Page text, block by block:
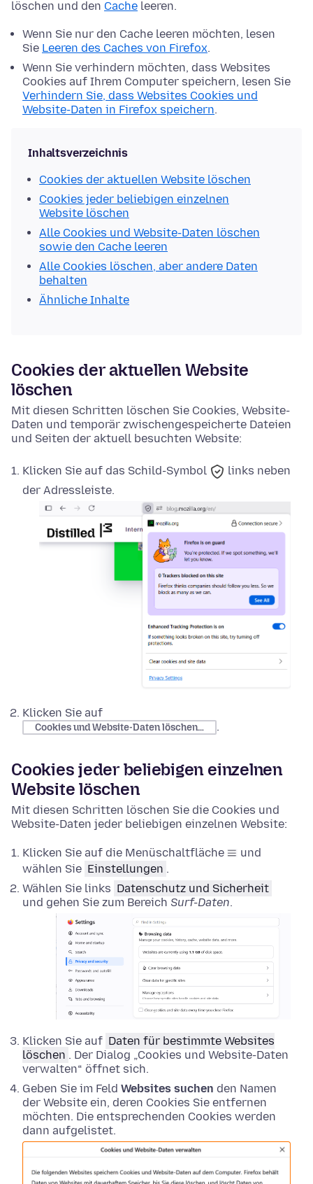
löschen und den Cache leeren.
Wenn Sie nur den Cache leeren möchten, lesen
Sie Leeren des Caches von Firefox.
Wenn Sie verhindern möchten, dass Websites
Cookies auf Ihrem Computer speichern, lesen Sie
Verhindern Sie, dass Websites Cookies und
Website-Daten in Firefox speichern.
Inhaltsverzeichnis
Cookies der aktuellen Website löschen
Cookies jeder beliebigen einzelnen
Website löschen
Alle Cookies und Website-Daten löschen
sowie den Cache leeren
Alle Cookies löschen, aber andere Daten
behalten
Ähnliche Inhalte
Cookies der aktuellen Website
löschen
Mit diesen Schritten löschen Sie Cookies, Website-
Daten und temporär zwischengespeicherte Dateien
und Seiten der aktuell besuchten Website:
Klicken Sie auf das Schild-Symbol
links neben
der Adressleiste.
Klicken Sie auf
Cookies und Website-Daten löschen… .
Cookies jeder beliebigen einzelnen
Website löschen
Mit diesen Schritten löschen Sie die Cookies und
Website-Daten jeder beliebigen einzelnen Website:
Klicken Sie auf die Menüschaltfläche
und
wählen Sie Einstellungen .
Wählen Sie links Datenschutz und Sicherheit
und gehen Sie zum Bereich Surf-Daten.
Klicken Sie auf Daten für bestimmte Websites
löschen . Der Dialog „Cookies und Website-Daten
verwalten“ öffnet sich.
Geben Sie im Feld Websites suchen den Namen
der Website ein, deren Cookies Sie entfernen
möchten. Die entsprechenden Cookies werden
dann aufgelistet.